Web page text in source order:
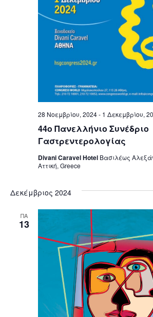
44ο Πανελλήνιο Συνέδριο
Γαστρεντερολογίας
28 Νοεμβρίου, 2024- 1 Δεκεμβρίου,
Divani Caravel Hotel Βασιλέως
Αττική, Greece
Δεκέμβριος 2024
ΠΑ
13